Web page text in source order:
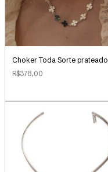
Choker Toda Sorte prateado
R$378,00